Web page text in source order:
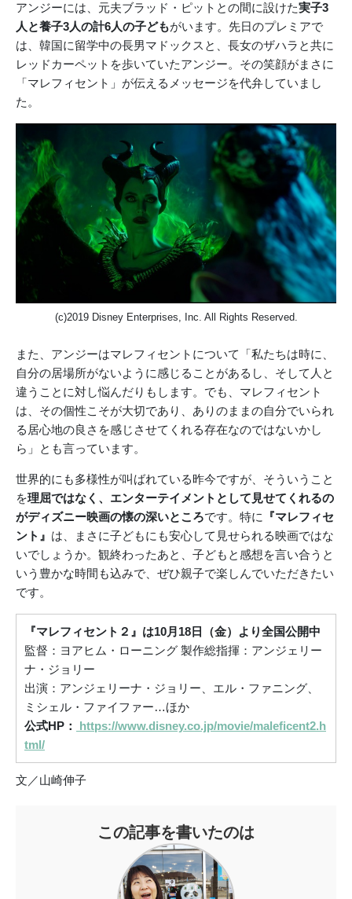
アンジーには、元夫ブラッド・ピットとの間に設けた実子3
人と養子3人の計6人の子どもがいます。先日のプレミアで
は、韓国に留学中の長男マドックスと、長女のザハラと共に
レッドカーペットを歩いていたアンジー。その笑顔がまさに
「マレフィセント」が伝えるメッセージを代弁していまし
た。
(c)2019 Disney Enterprises, Inc. All Rights Reserved.
また、アンジーはマレフィセントについて「私たちは時に、
自分の居場所がないように感じることがあるし、そして人と
違うことに対し悩んだりもします。でも、マレフィセント
は、その個性こそが大切であり、ありのままの自分でいられ
る居心地の良さを感じさせてくれる存在なのではないかし
ら」とも言っています。
世界的にも多様性が叫ばれている昨今ですが、そういうこと
を理屈ではなく、エンターテイメントとして見せてくれるの
がディズニー映画の懐の深いところです。特に
『マレフィセ
ント』 は、まさに子どもにも安心して見せられる映画ではな
いでしょうか。観終わったあと、子どもと感想を言い合うと
いう豊かな時間も込みで、ぜひ親子で楽しんでいただきたい
です。
『マレフィセント２』は10月18日（金）より全国公開中
監督：ヨアヒム・ローニング 製作総指揮：アンジェリー
ナ・ジョリー
出演：アンジェリーナ・ジョリー、エル・ファニング、
ミシェル・ファイファー…ほか
公式HP：
https://www.disney.co.jp/movie/maleficent2.h
tml/
文／山崎伸子
この記事を書いたのは